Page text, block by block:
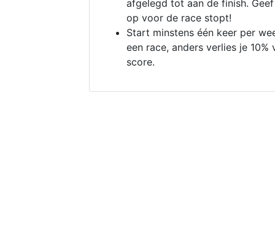
afgelegd tot aan de finish.
op voor de race stopt!
Start minstens één keer per
een race, anders verlies je 10%
score.